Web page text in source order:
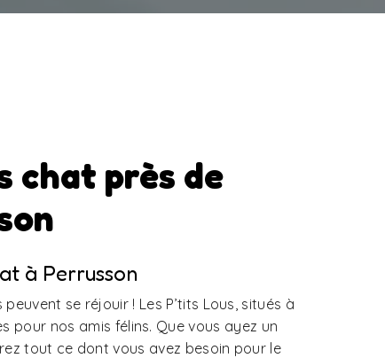
chat près de
à Perrusson
se réjouir ! Les P’tits Lous, situés à
pour nos amis félins. Que vous ayez un
tout ce dont vous avez besoin pour le